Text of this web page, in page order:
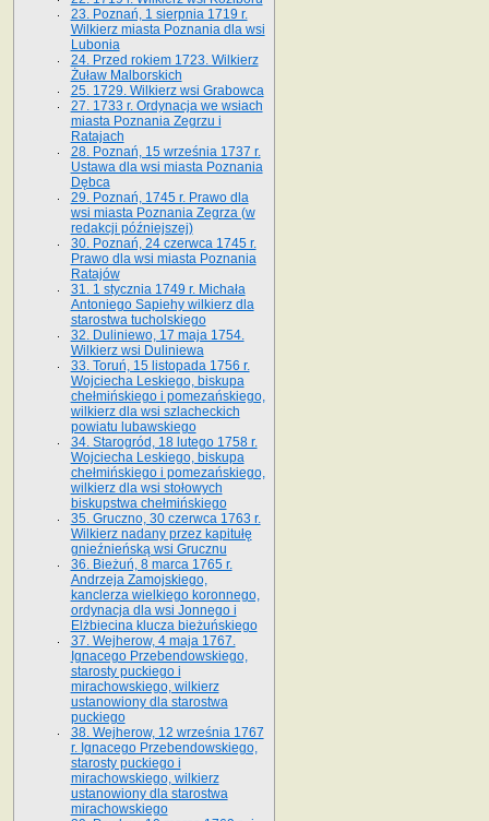
23. Poznań, 1 sierpnia 1719 r.
Wilkierz miasta Poznania dla wsi
Lubonia
24. Przed rokiem 1723. Wilkierz
Żuław Malborskich
25. 1729. Wilkierz wsi Grabowca
27. 1733 r. Ordynacja we wsiach
miasta Poznania Zegrzu i
Ratajach
28. Poznań, 15 września 1737 r.
Ustawa dla wsi miasta Poznania
Dębca
29. Poznań, 1745 r. Prawo dla
wsi miasta Poznania Zegrza (w
redakcji późniejszej)
30. Poznań, 24 czerwca 1745 r.
Prawo dla wsi miasta Poznania
Ratajów
31. 1 stycznia 1749 r. Michała
Antoniego Sapiehy wilkierz dla
starostwa tucholskiego
32. Duliniewo, 17 maja 1754.
Wilkierz wsi Duliniewa
33. Toruń, 15 listopada 1756 r.
Wojciecha Leskiego, biskupa
chełmińskiego i pomezańskiego,
wilkierz dla wsi szlacheckich
powiatu lubawskiego
34. Starogród, 18 lutego 1758 r.
Wojciecha Leskiego, biskupa
chełmińskiego i pomezańskiego,
wilkierz dla wsi stołowych
biskupstwa chełmińskiego
35. Gruczno, 30 czerwca 1763 r.
Wilkierz nadany przez kapitułę
gnieźnieńską wsi Grucznu
36. Bieżuń, 8 marca 1765 r.
Andrzeja Zamojskiego,
kanclerza wielkiego koronnego,
ordynacja dla wsi Jonnego i
Elżbiecina klucza bieżuńskiego
37. Wejherow, 4 maja 1767.
Ignacego Przebendowskiego,
starosty puckiego i
mirachowskiego, wilkierz
ustanowiony dla starostwa
puckiego
38. Wejherow, 12 września 1767
r. Ignacego Przebendowskiego,
starosty puckiego i
mirachowskiego, wilkierz
ustanowiony dla starostwa
mirachowskiego